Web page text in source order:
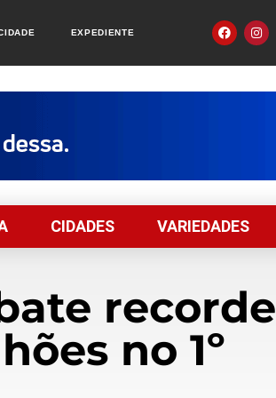
EXPEDIENTE
CIDADES VARIEDADES
recorde
no 1º